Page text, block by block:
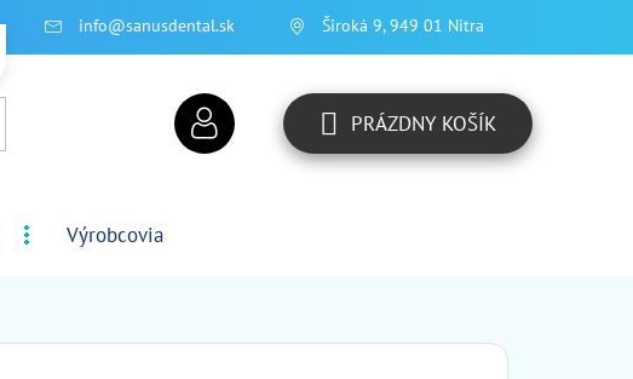
info@sanusdental.sk Široká 9, 949 01 Nitra
NÁKUPNÝ
PRÁZDNY KOŠÍK
Výrobcovia